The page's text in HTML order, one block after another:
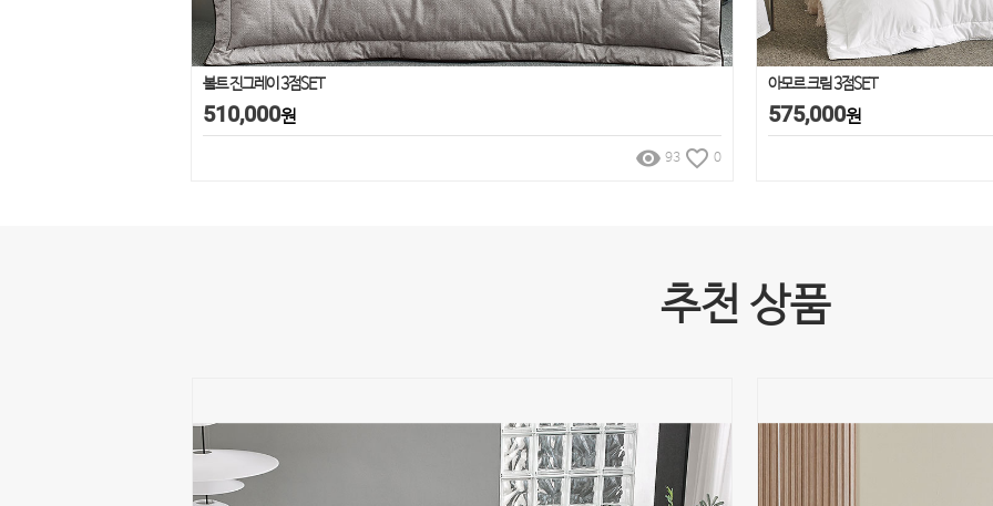
볼트 진그레이 3점SET
510,000원
remove_red_eye 93 favorite_border 0
아모르 크림 3점SET
575,000원
추천 상품